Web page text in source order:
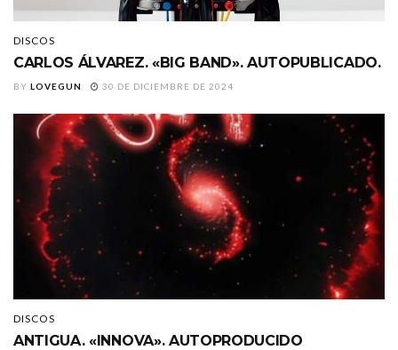
DISCOS
CARLOS ÁLVAREZ. «BIG BAND». AUTOPUBLICADO.
BY LOVEGUN 30 DE DICIEMBRE DE 2024
DISCOS
ANTIGUA. «INNOVA». AUTOPRODUCIDO